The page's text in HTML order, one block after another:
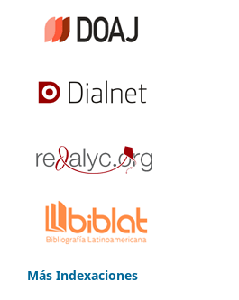
Más Indexaciones